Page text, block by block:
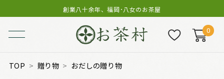
創業八十余年、福岡･八女のお茶屋
0
TOP 贈り物 おだしの贈り物